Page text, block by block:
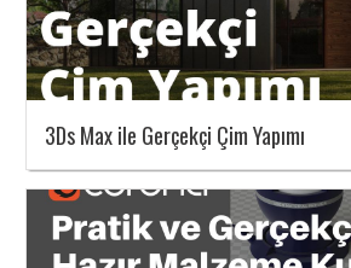
3Ds Max ile Gerçekçi Çim Yapımı